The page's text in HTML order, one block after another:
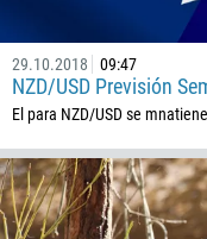
29.10.2018 09:47
NZD/USD Previsión
El para NZD/USD se